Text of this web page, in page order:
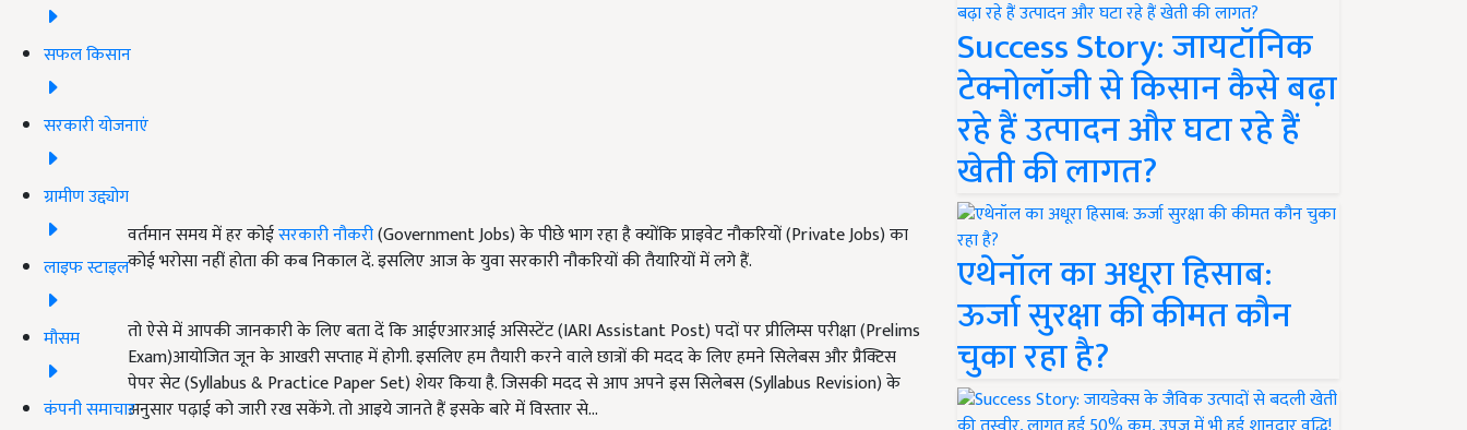
सफल किसान
सरकारी योजनाएं
ग्रामीण उद्द्योग
लाइफ स्टाइल
मौसम
कंपनी समाचार
वर्तमान समय में हर कोईसरकारी नौकरी(Government Jobs) के पीछे भाग रहा है क्योंकि प्राइवेट नौकरियों (Private Jobs) का
कोई भरोसा नहीं होता की कब निकाल दें. इसलिए आज के युवा सरकारी नौकरियों की तैयारियों में लगे हैं.
तो ऐसे में आपकी जानकारी के लिए बता दें कि आईएआरआई असिस्टेंट (IARI Assistant Post) पदों पर प्रीलिम्स परीक्षा (Prelims
Exam)आयोजित जून के आखरी सप्ताह में होगी. इसलिए हम तैयारी करने वाले छात्रों की मदद के लिए हमने सिलेबस और प्रैक्टिस
पेपर सेट (Syllabus & Practice Paper Set) शेयर किया है. जिसकी मदद से आप अपने इस सिलेबस (Syllabus Revision) के
अनुसार पढ़ाई को जारी रख सकेंगे. तो आइये जानते हैं इसके बारे में विस्तार से...
Success Story: जायटॉनिक
टेक्नोलॉजी से किसान कैसे बढ़ा
रहे हैं उत्पादन और घटा रहे हैं
खेती की लागत?
एथेनॉल का अधूरा हिसाब:
ऊर्जा सुरक्षा की कीमत कौन
चुका रहा है?